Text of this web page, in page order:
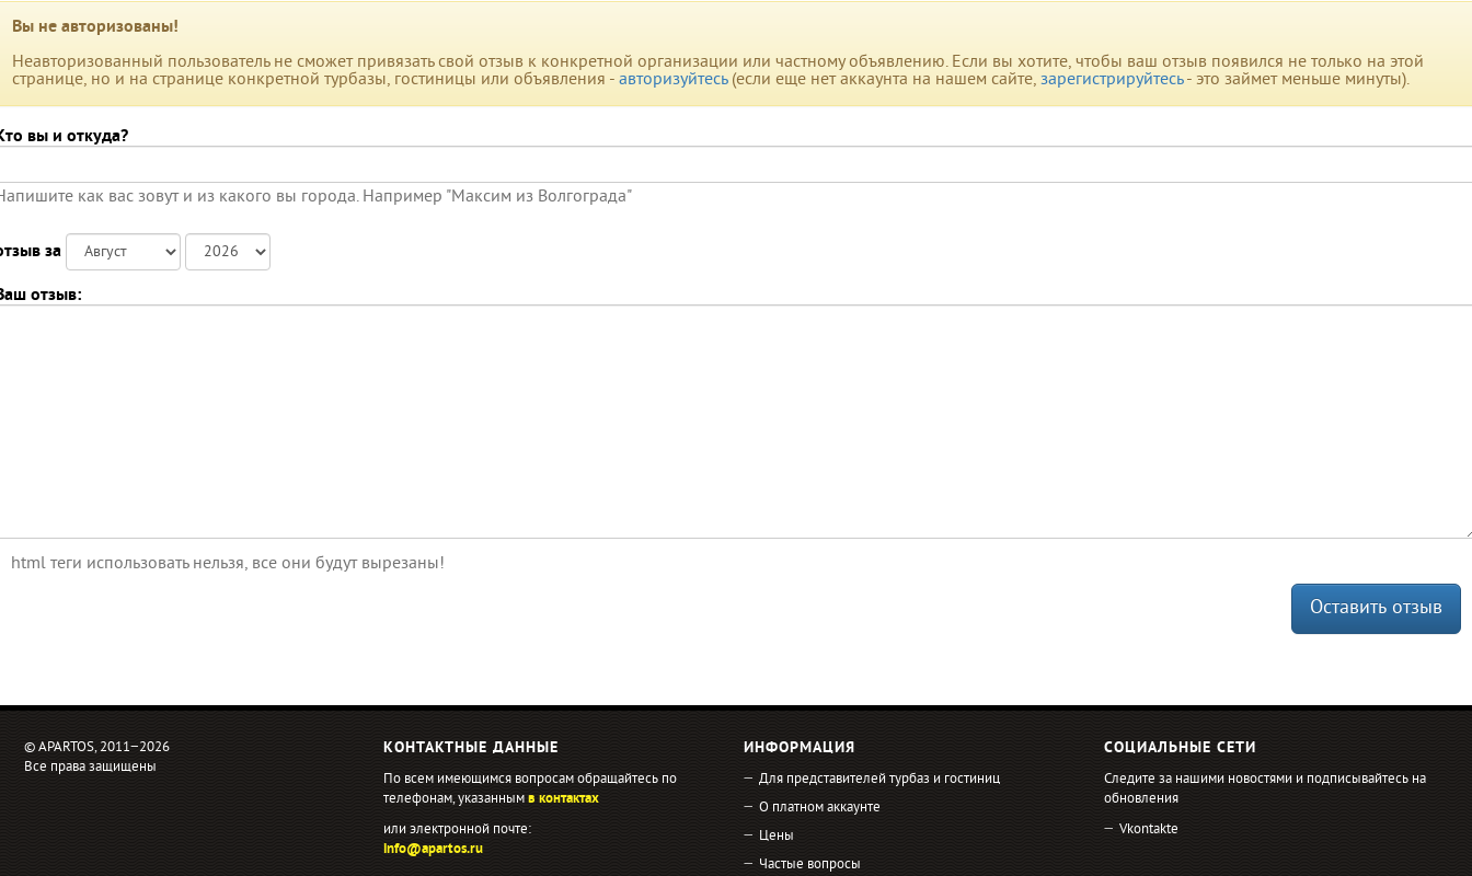
Вы не авторизованы!
Неавторизованный пользователь не сможет привязать свой отзыв к конкретной организации или частному объявлению. Если вы хотите, чтобы ваш отзыв появился не только на этой
странице, но и на странице конкретной турбазы, гостиницы или объявления - авторизуйтесь(если еще нет аккаунта на нашем сайте, зарегистрируйтесь- это займет меньше минуты).
вы и откуда?
как вас зовут и из какого вы города. Например "Максим из Волгограда"
за
отзыв:
html теги использовать нельзя, все они будут вырезаны!
Оставить отзыв
© APARTOS, 2011−2026
Все права защищены
КОНТАКТНЫЕ ДАННЫЕ
По всем имеющимся вопросам обращайтесь по
телефонам, указаннымв контактах
или электронной почте:
info@apartos.ru
ИНФОРМАЦИЯ
Для представителей турбаз и гостиниц
О платном аккаунте
Цены
Частые вопросы
СОЦИАЛЬНЫЕ СЕТИ
Следите за нашими новостями и подписывайтесь на
обновления
Vkontakte